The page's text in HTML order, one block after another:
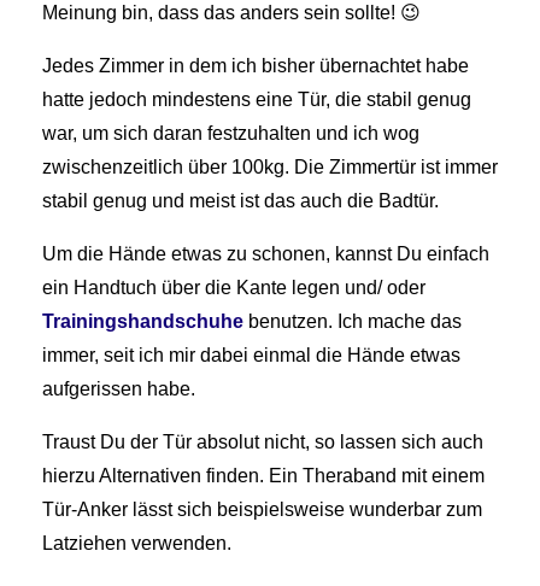
Meinung bin, dass das anders sein sollte! 😉
Jedes Zimmer in dem ich bisher übernachtet habe
hatte jedoch mindestens eine Tür, die stabil genug
war, um sich daran festzuhalten und ich wog
zwischenzeitlich über 100kg. Die Zimmertür ist immer
stabil genug und meist ist das auch die Badtür.
Um die Hände etwas zu schonen, kannst Du einfach
ein Handtuch über die Kante legen und/ oder
Trainingshandschuhe benutzen. Ich mache das
immer, seit ich mir dabei einmal die Hände etwas
aufgerissen habe.
Traust Du der Tür absolut nicht, so lassen sich auch
hierzu Alternativen finden. Ein Theraband mit einem
Tür-Anker lässt sich beispielsweise wunderbar zum
Latziehen verwenden.